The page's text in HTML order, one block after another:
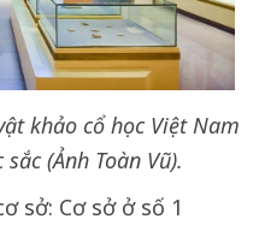
khảo cổ học Việt Nam
(Ảnh Toàn Vũ).
sở: Cơ sở ở số 1